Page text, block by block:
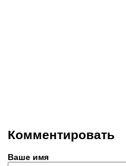
Комментировать
Ваше имя